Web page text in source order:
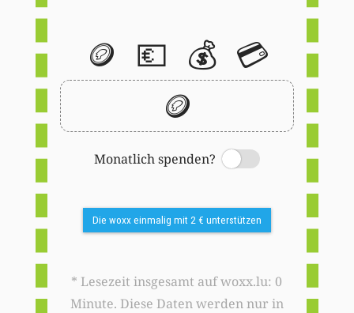
🪙 💶 💰 💳
🪙
Monatlich spenden?
Switch
Die woxx einmalig mit 2 € unterstützen
* Lesezeit insgesamt auf woxx.lu: 0
Minute. Diese Daten werden nur in